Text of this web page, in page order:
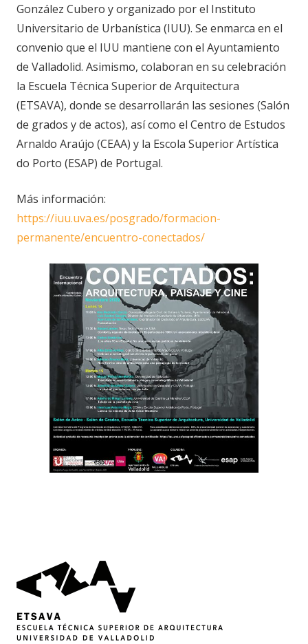
González Cubero y organizado por el Instituto
Universitario de Urbanística (IUU). Se enmarca en el
convenio que el IUU mantiene con el Ayuntamiento
de Valladolid. Asimismo, colaboran en su celebración
la Escuela Técnica Superior de Arquitectura
(ETSAVA), donde se desarrollarán las sesiones (Salón
de grados y de actos), así como el Centro de Estudos
Arnaldo Araújo (CEAA) y la Escola Superior Artística
do Porto (ESAP) de Portugal.
Más información:
https://iuu.uva.es/posgrado/formacion-
permanente/encuentro-conectados/